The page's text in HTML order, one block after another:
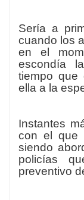
Sería a
cuando los
en el
escondía
tiempo que
ella a la
Instantes
con el que
siendo
policías
preventivo